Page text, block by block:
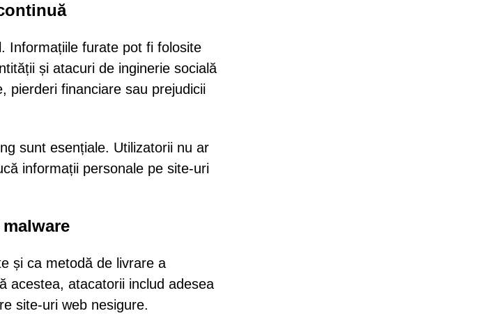
Informațiile furate pot fi folosite
și atacuri de inginerie socială
pierderi financiare sau prejudicii
sunt esențiale. Utilizatorii nu ar
informații personale pe site-uri
și ca metodă de livrare a
acestea, atacatorii includ adesea
site-uri web nesigure.